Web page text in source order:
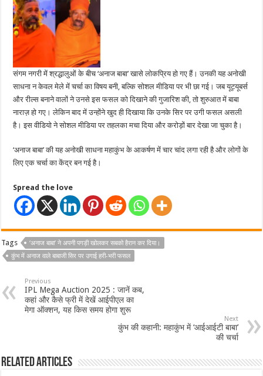
संगम नगरी में श्रद्धालुओं के बीच ‘अनाज बाबा’ खासे लोकप्रिय हो गए हैं। उनकी यह अनोखी
साधना न केवल मेले में चर्चा का विषय बनी, बल्कि सोशल मीडिया पर भी छा गई। जब यूट्यूबर्स
और रील्स बनाने वालों ने उनसे इस फसल को दिखाने की गुजारिश की, तो शुरुआत में बाबा
नाराज़ हो गए। लेकिन बाद में उन्होंने खुद ही दिखाया कि उनके सिर पर उगी फसल असली
है। इस वीडियो ने सोशल मीडिया पर तहलका मचा दिया और करोड़ों बार देखा जा चुका है।
‘अनाज बाबा’ की यह अनोखी साधना महाकुंभ के आकर्षण में चार चांद लगा रही है और लोगों के
लिए एक चर्चा का केंद्र बन गई है।
Spread the love
Tags
‘अनाज बाबा’ ने अपनी पगड़ी खोलकर सबको हैरान कर दिया।
कुंभ में अनाज वाले बाबाजी सिर पर उगाई हरी-भरी फसल
Previous
IPL Mega Auction 2025 : जानें कब,
कहां और कैसे फ्री में देखें आईपीएल का
मेगा ऑक्शन, यह किस समय होगा शुरू
Next
कुंभ की कहानी: महाकुंभ में ‘आईआईटी बाबा’
की चर्चा
Related Articles